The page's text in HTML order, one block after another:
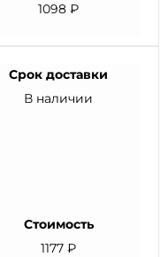
1098 ₽
Срок доставки
В наличии
Стоимость
1177 ₽